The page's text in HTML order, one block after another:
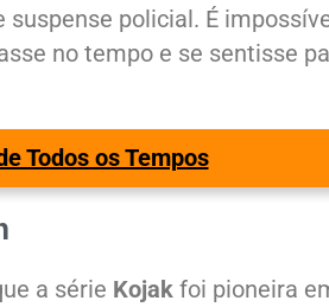
policial. É
no tempo e se sentisse
Todos os Tempos
a série Kojak foi pioneira